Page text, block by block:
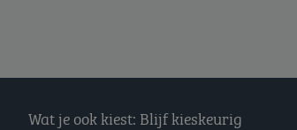
Wat je ook kiest: Blijf kieskeurig